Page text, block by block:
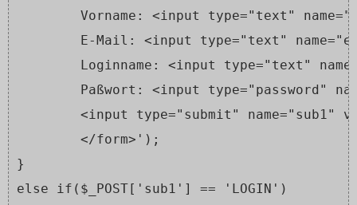
Vorname: <input type="text"
E-Mail: <input type="text"
Loginname: <input type="text"
Paßwort: <input type="password"
<input type="submit" name="sub1"
</form>');
}
else if($_POST['sub1'] == 'LOGIN')